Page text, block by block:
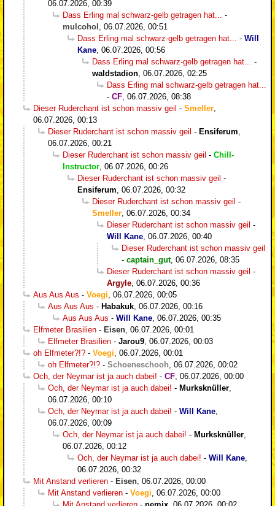
06.07.2026, 00:39
Dass Erling mal schwarz-gelb getragen hat...
-
mulcohol
06.07.2026, 00:51
Dass Erling mal schwarz-gelb getragen hat...
- Will
Kane 06.07.2026, 00:56
Dass Erling mal schwarz-gelb getragen hat...
-
waldstadion 06.07.2026, 02:25
Dass Erling mal schwarz-gelb getragen hat...
- CF 06.07.2026, 08:38
Dieser Ruderchant ist schon massiv geil - Smeller
06.07.2026, 00:13
Dieser Ruderchant ist schon massiv geil - Ensiferum
06.07.2026, 00:21
Dieser Ruderchant ist schon massiv geil - Chill-
Instructor 06.07.2026, 00:26
Dieser Ruderchant ist schon massiv geil -
Ensiferum 06.07.2026, 00:32
Dieser Ruderchant ist schon massiv geil -
Smeller 06.07.2026, 00:34
Dieser Ruderchant ist schon massiv geil -
Will Kane 06.07.2026, 00:40
Dieser Ruderchant ist schon massiv geil
- captain_gut, 06.07.2026, 08:35
Dieser Ruderchant ist schon massiv geil -
Argyle 06.07.2026, 00:36
Aus Aus Aus - Voegi 06.07.2026, 00:05
Aus Aus Aus - Habakuk 06.07.2026, 00:16
Aus Aus Aus - Will Kane 06.07.2026, 00:35
Elfmeter Brasilien - Eisen 06.07.2026, 00:01
Elfmeter Brasilien - Jarou9 06.07.2026, 00:03
oh Elfmeter?!? - Voegi 06.07.2026, 00:01
oh Elfmeter?!? - Schoeneschooh 06.07.2026, 00:02
Och, der Neymar ist ja auch dabei! - CF 06.07.2026, 00:00
Och, der Neymar ist ja auch dabei! - Murksknüller
06.07.2026, 00:10
Och, der Neymar ist ja auch dabei! - Will Kane
06.07.2026, 00:09
Och, der Neymar ist ja auch dabei! - Murksknüller
06.07.2026, 00:12
Och, der Neymar ist ja auch dabei! - Will Kane
06.07.2026, 00:32
Mit Anstand verlieren - Eisen 06.07.2026, 00:00
Mit Anstand verlieren - Voegi 06.07.2026, 00:00